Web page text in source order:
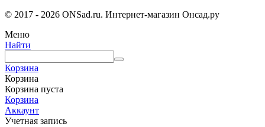
© 2017 - 2026 ONSad.ru. Интернет-магазин Онсад.ру
Меню
Найти
Корзина
Корзина
Корзина пуста
Корзина
Аккаунт
Учетная запись